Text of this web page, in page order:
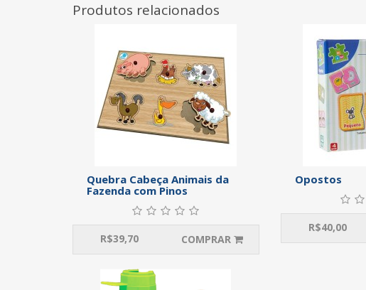
Produtos relacionados
Quebra Cabeça Animais da
Fazenda com Pinos
R$39,70 COMPRAR
Opostos
R$40,00